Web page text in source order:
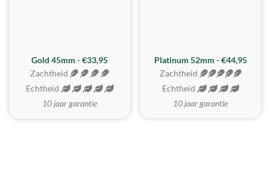
REALISTISCH
Gold 45mm - €33,95
Zachtheid
Echtheid
10 jaar garantie
ZACHTSTE
Platinum 52mm - €44,95
Zachtheid
Echtheid
10 jaar garantie